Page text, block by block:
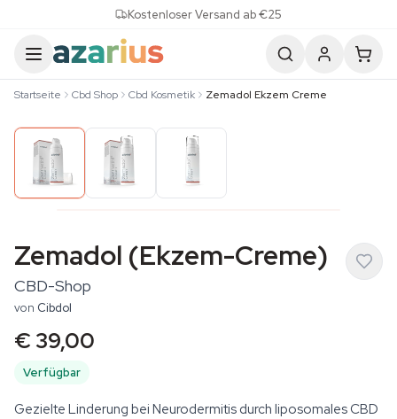
Kostenloser Versand ab €25
Startseite Cbd Shop Cbd Kosmetik Zemadol Ekzem Creme
Zemadol (Ekzem-Creme)
CBD-Shop
von Cibdol
€ 39,00
Verfügbar
Gezielte Linderung bei Neurodermitis durch liposomales CBD